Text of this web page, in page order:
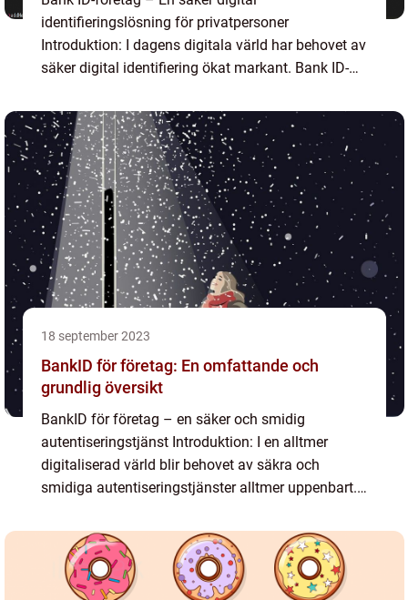
identifieringslösning för privatpersoner
Introduktion: I dagens digitala värld har behovet av
säker digital identifiering ökat markant. Bank ID-
moderna ekonomi...
18 september 2023
BankID för företag: En omfattande och
grundlig översikt
BankID för företag – en säker och smidig
autentiseringstjänst Introduktion: I en alltmer
digitaliserad värld blir behovet av säkra och
smidiga autentiseringstjänster alltmer uppenbart.
är Bank...